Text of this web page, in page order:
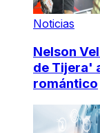
Noticias
Nelson
de Tijera'
romántico